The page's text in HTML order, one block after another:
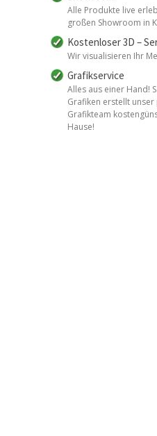
Alle Produkte live
großen Showroom in
Kostenloser 3D –
Wir visualisieren Ihr
Grafikservice
Alles aus einer Hand!
Grafiken erstellt
Grafikteam
Hause!